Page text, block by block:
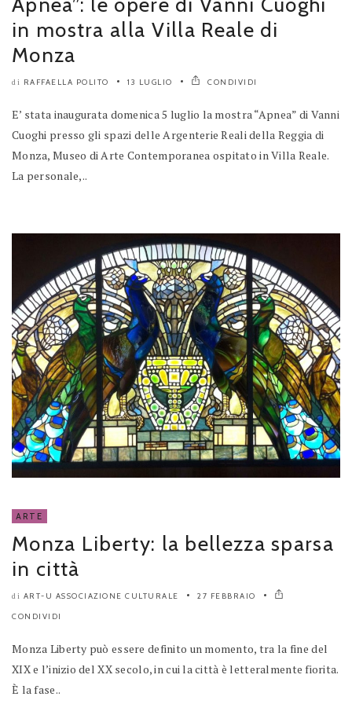
in mostra alla Villa Reale di
Monza
di RAFFAELLA POLITO 13 LUGLIO CONDIVIDI
E’ stata inaugurata domenica 5 luglio la mostra “Apnea” di Vanni
Cuoghi presso gli spazi delle Argenterie Reali della Reggia di
Monza, Museo di Arte Contemporanea ospitato in Villa Reale.
La personale,..
ARTE
Monza Liberty: la bellezza sparsa
in città
di ART-U ASSOCIAZIONE CULTURALE
27 FEBBRAIO
CONDIVIDI
Monza Liberty può essere definito un momento, tra la fine del
XIX e l’inizio del XX secolo, in cui la città è letteralmente fiorita.
È la fase..